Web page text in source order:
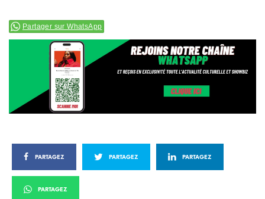
Partager sur WhatsApp
PARTAGEZ PARTAGEZ PARTAGEZ
PARTAGEZ